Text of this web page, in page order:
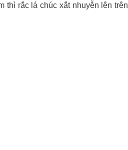
thì rắc lá chúc xắt nhuyễn lên trên